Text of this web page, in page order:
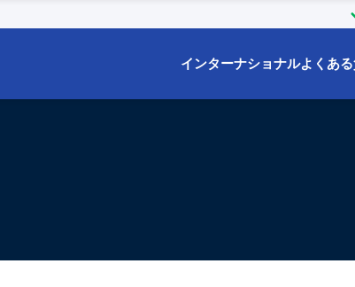
インターナショナルよくあ